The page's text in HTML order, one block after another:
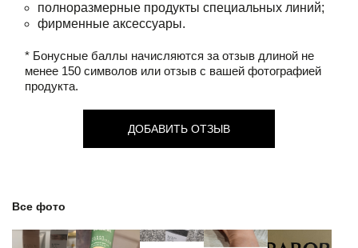
полноразмерные продукты специальных линий;
фирменные аксессуары.
* Бонусные баллы начисляются за отзыв длиной не
менее 150 символов или отзыв с вашей фотографией
продукта.
ДОБАВИТЬ ОТЗЫВ
Все фото